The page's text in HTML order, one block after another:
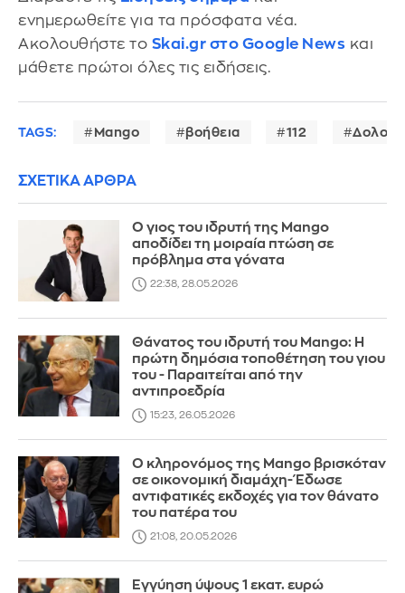
ενημερωθείτε για τα πρόσφατα νέα.
Ακολουθήστε το Skai.gr στο Google News και
μάθετε πρώτοι όλες τις ειδήσεις.
TAGS: Mango βοήθεια 112
ΣΧΕΤΙΚΑ ΑΡΘΡΑ
Ο γιος του ιδρυτή της Mango
αποδίδει τη μοιραία πτώση σε
πρόβλημα στα γόνατα
22:38, 28.05.2026
Θάνατος του ιδρυτή του Mango: Η
πρώτη δημόσια τοποθέτηση του γιου
του - Παραιτείται από την
αντιπροεδρία
15:23, 26.05.2026
Ο κληρονόμος της Mango βρισκόταν
σε οικονομική διαμάχη- Έδωσε
αντιφατικές εκδοχές για τον θάνατο
του πατέρα του
21:08, 20.05.2026
Εγγύηση ύψους 1 εκατ. ευρώ